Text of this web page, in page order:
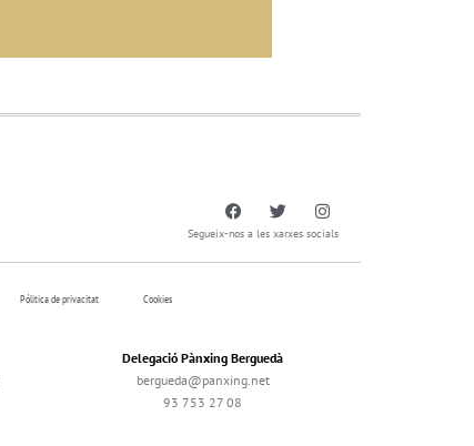
Segueix-nos a les xarxes socials
Pólitica de privacitat Cookies
Delegació Pànxing Berguedà
bergueda@panxing.net
93 753 27 08